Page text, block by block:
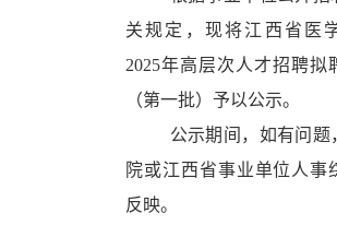
关规定，现将江西省医
2025年高层次人才招聘拟
（第一批）予以公示。
公示期间，如有问题
院或江西省事业单位人事
反映。